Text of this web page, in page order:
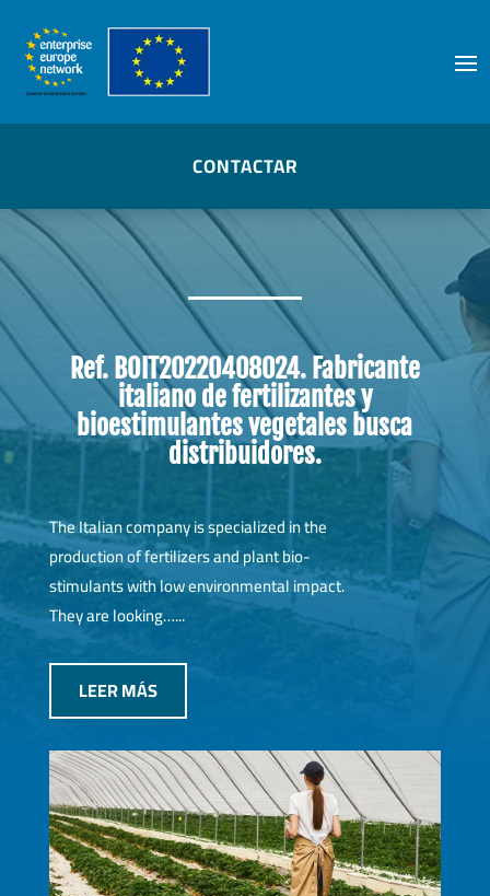
content
CONTACTAR
Ref. BOIT20220408024. Fabricante
italiano de fertilizantes y
bioestimulantes vegetales busca
distribuidores.
The Italian company is specialized in the
production of fertilizers and plant bio-
stimulants with low environmental impact.
They are looking…...
LEER MÁS